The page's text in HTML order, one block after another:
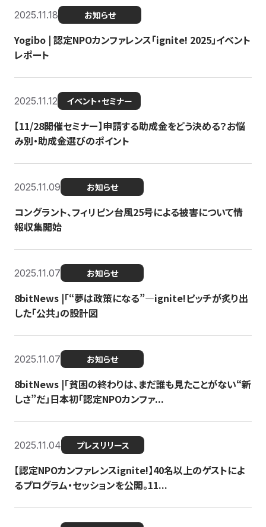
2025.11.18 お知らせ
Yogibo | 認定NPOカンファレンス「ignite! 2025」イベント
レポート
2025.11.12 イベント・セミナー
【11/28開催セミナー】申請する助成金をどう決める？お悩
み別・助成金選びのポイント
2025.11.09 お知らせ
コングラント、フィリピン台風25号による被害について情
報収集開始
2025.11.07 お知らせ
8bitNews |「“夢は政策になる”—ignite!ピッチが炙り出
した「公共」の設計図
2025.11.07 お知らせ
8bitNews |「貧困の終わりは、まだ誰も見たことがない“新
しさ”だ」日本初「認定NPOカンファ...
2025.11.04 プレスリリース
【認定NPOカンファレンスignite!】40名以上のゲストによ
るプログラム・セッションを公開。11...